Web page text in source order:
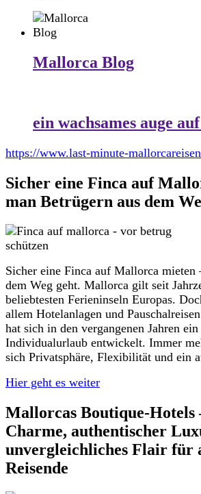
Mallorca Blog
ein wachsames auge
https://www.last-minute-
Sicher eine Finca auf
man Betrügern aus dem
Sicher eine Finca auf Mallorca mieten
dem Weg geht. Mallorca gilt seit
beliebtesten Ferieninseln Europas.
allem Hotelanlagen und
hat sich in den vergangenen Jahren
Individualurlaub entwickelt. Immer
sich Privatsphäre, Flexibilität und ein
Hier geht es weiter
Mallorcas Boutique-Hotels
Charme, authentischer
unvergleichliches Flair für
Reisende